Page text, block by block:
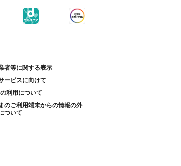
者等に関する表示
ービスに向けて
利用について
のご利用端末からの情報の外
ついて